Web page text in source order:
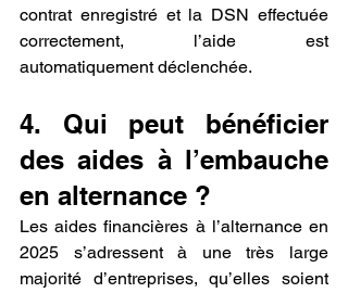
contrat enregistré et la DSN effectuée
correctement, l’aide est
automatiquement déclenchée.
4. Qui peut bénéficier
des aides à l’embauche
en alternance ?
Les aides financières à l’alternance en
2025 s’adressent à une très large
majorité d’entreprises, qu’elles soient